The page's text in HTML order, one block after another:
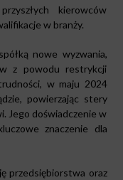
kierowców
w branży.
nowe wyzwania,
z powodu restrykcji
w maju 2024
powierzając stery
Jego doświadczenie w
znaczenie dla
przedsiębiorstwa oraz